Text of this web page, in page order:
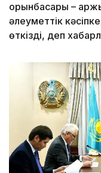
орынбасары –
әлеуметтік
өткізді, деп